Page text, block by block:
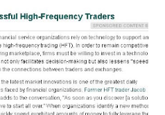
รทำกำไรได้เยอะๆ เร็วๆ แต่มัน
น บริหารจัดการความเสี่ยง รับมือ
ด ลองศึกษาดูครับ
bmsg.pdf